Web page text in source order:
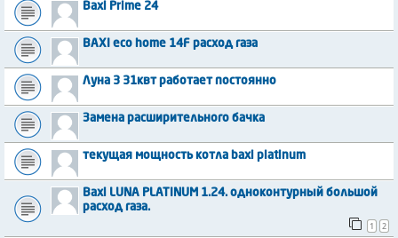
Baxi Prime 24
BAXI eco home 14F расход газа
Луна 3 31квт работает постоянно
Замена расширительного бачка
текущая мощность котла baxi platinum
Baxi LUNA PLATINUM 1.24. одноконтурный большой
расход газа.
1
2